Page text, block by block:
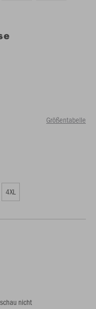
Größentabelle
4XL
nicht